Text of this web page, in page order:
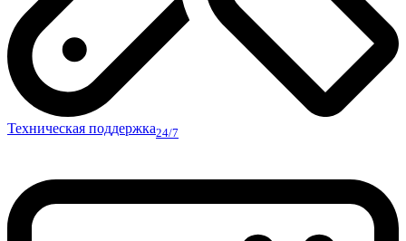
Техническая поддержка24/7